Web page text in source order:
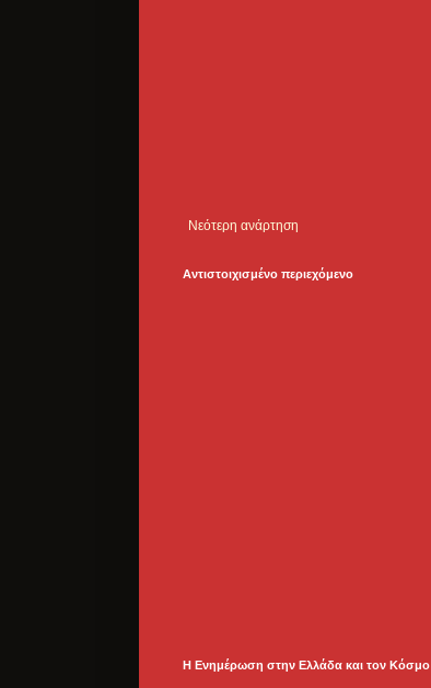
Νεότερη ανάρτηση
Αντιστοιχισμένο περιεχόμενο
Η Ενημέρωση στην Ελλάδα και τoν Κόσμο